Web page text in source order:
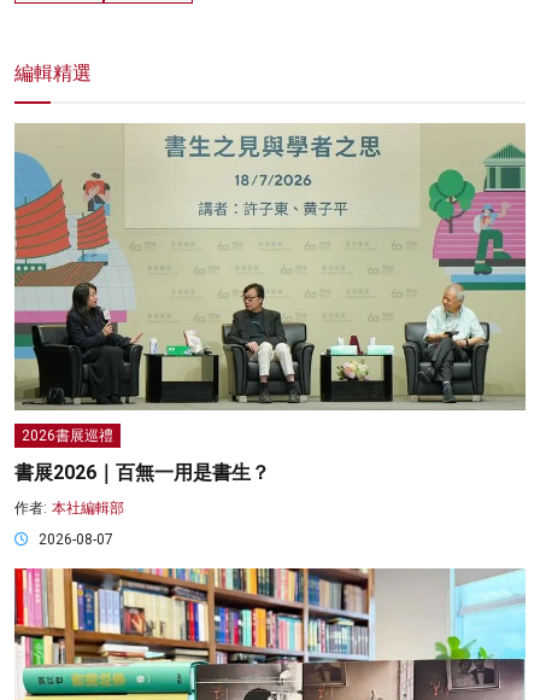
編輯精選
2026書展巡禮
書展2026｜百無一用是書生？
作者: 本社編輯部
2026-08-07